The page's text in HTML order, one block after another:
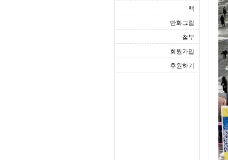
책
만화그림
첨부
회원가입
후원하기